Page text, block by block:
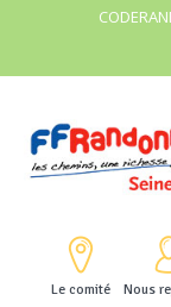
Le comité Nous